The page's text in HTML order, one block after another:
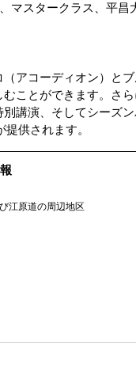
マスタークラス、平昌
アコーディオン）と
ことができます。さら
講演、そしてシーズ
供されます。
江原道の周辺地区